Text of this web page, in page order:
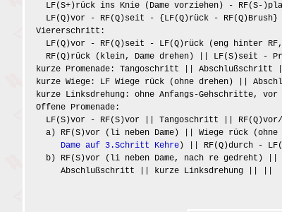
LF(S+)rück ins Knie (Dame vorziehen) - RF(S-
LF(Q)vor - RF(Q)seit - {LF(Q)rück -
Viererschritt:
LF(Q)vor - RF(Q)seit - LF(Q)rück (eng hinter
RF(Q)rück (klein, Dame drehen) || LF(S)seit -
kurze Promenade: Tangoschritt || Abschlußschritt
kurze Wiege: LF Wiege rück (ohne drehen) ||
kurze Linksdrehung: ohne Anfangs-
Offene Promenade:
LF(S)vor - RF(S)vor || Tangoschritt ||
a) RF(S)vor (li neben Dame) || Wiege rück
Dame auf 3.Schritt Kehre ) || RF(Q)durch -
b) RF(S)vor (li neben Dame, nach re gedreht)
Abschlußschritt || kurze Linksdrehung || ||